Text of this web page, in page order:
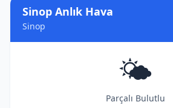
Sinop Anlık Hava
Sinop
🌤️
Parçalı Bulutlu